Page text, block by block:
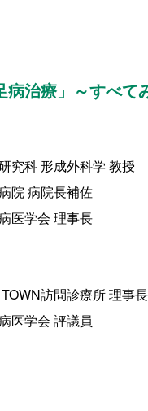
治療」 ～すべて
形成外科学 教授
病院長補佐
学会 理事長
訪問診療所 理事長
学会 評議員